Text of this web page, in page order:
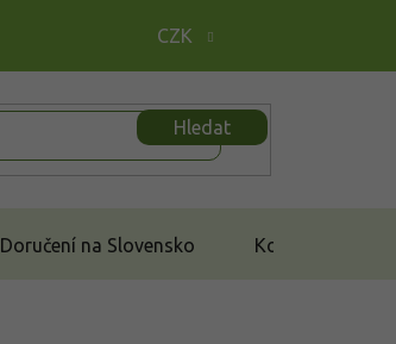
CZK
Hledat
Doručení na Slovensko Kontakt